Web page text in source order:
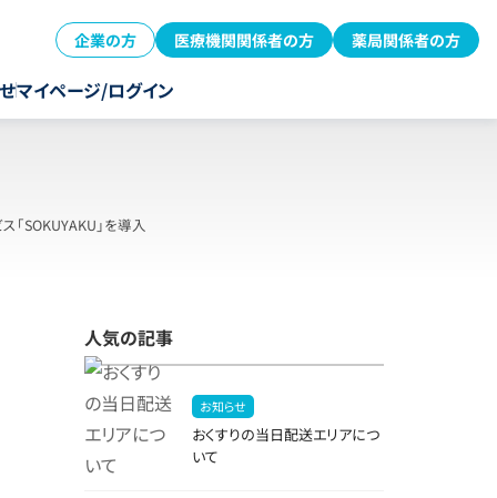
企業の方 医療機関関係者の方 薬局関係者の方
マイページ/ログイン
「SOKUYAKU」を導入
人気の記事
お知らせ
おくすりの当日配送エリアにつ
いて